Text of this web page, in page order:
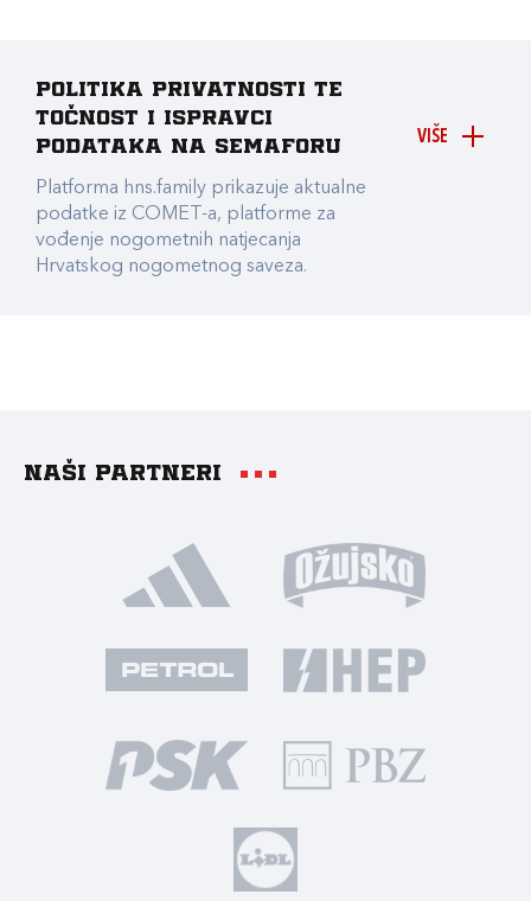
VIŠE
Politika privatnosti te
točnost i ispravci
podataka na Semaforu
Platforma hns.family prikazuje aktualne
podatke iz COMET-a, platforme za
vođenje nogometnih natjecanja
Hrvatskog nogometnog saveza.
Naši partneri